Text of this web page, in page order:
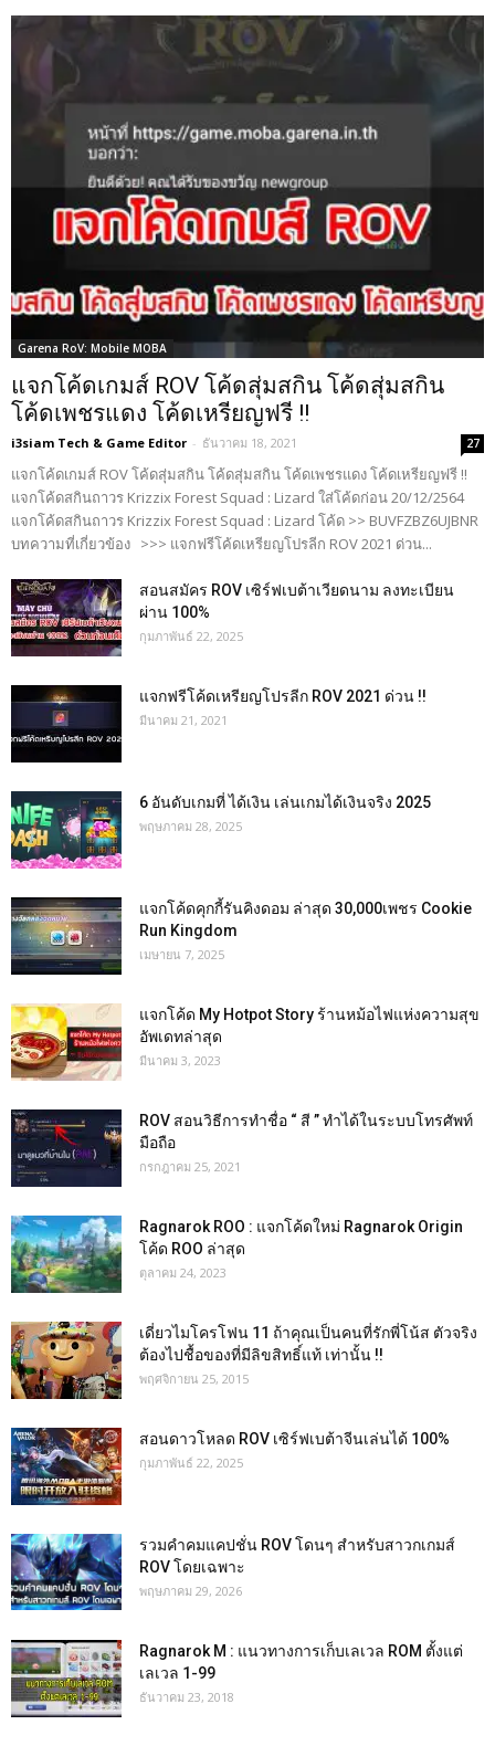
Garena RoV: Mobile MOBA
แจกโค้ดเกมส์ ROV โค้ดสุ่มสกิน โค้ดสุ่มสกิน
โค้ดเพชรแดง โค้ดเหรียญฟรี !!
i3siam Tech & Game Editor - ธันวาคม 18, 2021 27
แจกโค้ดเกมส์ ROV โค้ดสุ่มสกิน โค้ดสุ่มสกิน โค้ดเพชรแดง โค้ดเหรียญฟรี !!
แจกโค้ดสกินถาวร Krizzix Forest Squad : Lizard ใส่โค้ดก่อน 20/12/2564
แจกโค้ดสกินถาวร Krizzix Forest Squad : Lizard โค้ด >> BUVFZBZ6UJBNR
บทความที่เกี่ยวข้อง >>> แจกฟรีโค้ดเหรียญโปรลีก ROV 2021 ด่วน...
สอนสมัคร ROV เซิร์ฟเบต้าเวียดนาม ลงทะเบียน
ผ่าน 100%
กุมภาพันธ์ 22, 2025
แจกฟรีโค้ดเหรียญโปรลีก ROV 2021 ด่วน !!
มีนาคม 21, 2021
6 อันดับเกมที่ ได้เงิน เล่นเกมได้เงินจริง 2025
พฤษภาคม 28, 2025
แจกโค้ดคุกกี้รันคิงดอม ล่าสุด 30,000เพชร Cookie
Run Kingdom
เมษายน 7, 2025
แจกโค้ด My Hotpot Story ร้านหม้อไฟแห่งความสุข
อัพเดทล่าสุด
มีนาคม 3, 2023
ROV สอนวิธีการทำชื่อ “ สี ” ทำได้ในระบบโทรศัพท์
มือถือ
กรกฎาคม 25, 2021
Ragnarok ROO : แจกโค้ดใหม่ Ragnarok Origin
โค้ด ROO ล่าสุด
ตุลาคม 24, 2023
เดี่ยวไมโครโฟน 11 ถ้าคุณเป็นคนที่รักพี่โน้ส ตัวจริง
ต้องไปชื้อของที่มีลิขสิทธิ์แท้ เท่านั้น !!
พฤศจิกายน 25, 2015
สอนดาวโหลด ROV เซิร์ฟเบต้าจีนเล่นได้ 100%
กุมภาพันธ์ 22, 2025
รวมคำคมแคปชั่น ROV โดนๆ สำหรับสาวกเกมส์
ROV โดยเฉพาะ
พฤษภาคม 29, 2026
Ragnarok M : แนวทางการเก็บเลเวล ROM ตั้งแต่
เลเวล 1-99
ธันวาคม 23, 2018